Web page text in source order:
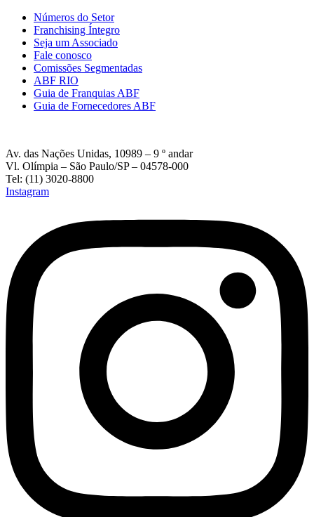
Números do Setor
Franchising Íntegro
Seja um Associado
Fale conosco
Comissões Segmentadas
ABF RIO
Guia de Franquias ABF
Guia de Fornecedores ABF
Av. das Nações Unidas, 10989 – 9 º andar
Vl. Olímpia – São Paulo/SP – 04578-000
Tel: (11) 3020-8800
Instagram